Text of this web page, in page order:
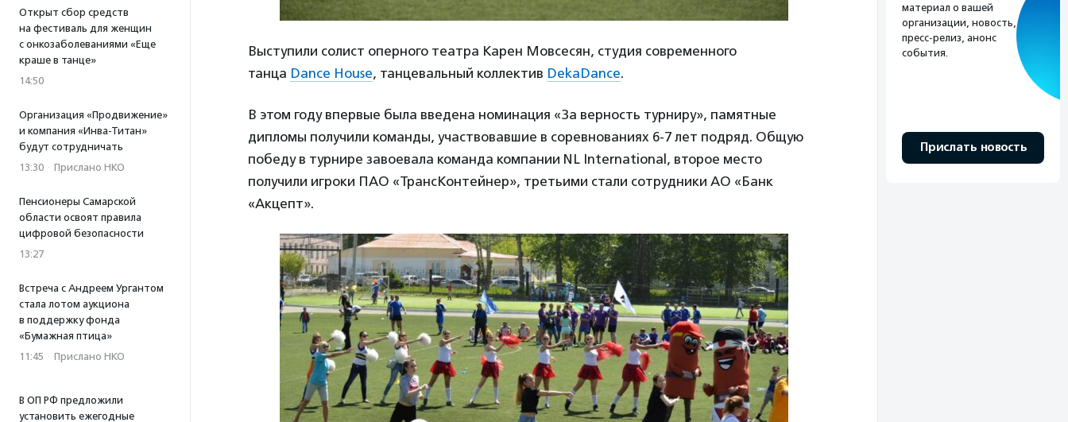
Открыт сбор средств
на фестиваль для женщин
с онкозаболеваниями «Еще
краше в танце»
14:50
Организация «Продвижение»
и компания «Инва-Титан»
будут сотрудничать
13:30 · Прислано НКО
Пенсионеры Самарской
области освоят правила
цифровой безопасности
13:27
Встреча с Андреем Ургантом
стала лотом аукциона
в поддержку фонда
«Бумажная птица»
11:45 · Прислано НКО
В ОП РФ предложили
установить ежегодные
Выступили солист оперного театра Карен Мовсесян, студия современного
танца Dance House, танцевальный коллектив DekaDance.
В этом году впервые была введена номинация «За верность турниру», памятные
дипломы получили команды, участвовавшие в соревнованиях 6-7 лет подряд. Общую
победу в турнире завоевала команда компании NL International, второе место
получили игроки ПАО «ТрансКонтейнер», третьими стали сотрудники АО «Банк
«Акцепт».
материал о вашей
организации, новость,
пресс-релиз, анонс
события.
Прислать новость